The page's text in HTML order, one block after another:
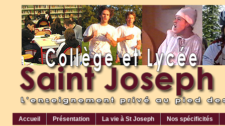
Accueil Présentation La vie à St Joseph Nos spécificités